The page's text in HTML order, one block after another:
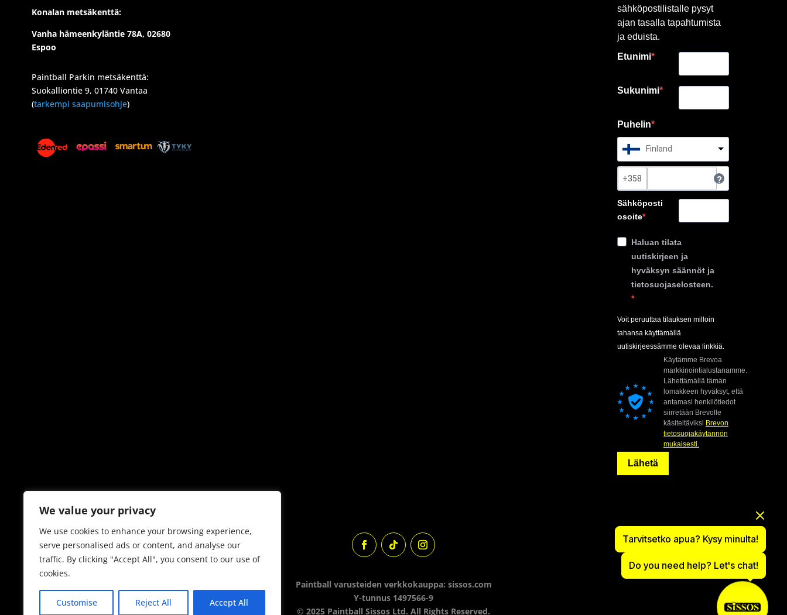
We value your privacy
We use cookies to enhance your browsing experience,
serve personalised ads or content, and analyse our
traffic. By clicking "Accept All", you consent to our use of
cookies.
Customise Reject All Accept All
Tarvitsetko apua? Kysy minulta!
Do you need help? Let's chat!
Konalan metsäkenttä:
Vanha hämeenkyläntie 78A, 02680
Espoo
Paintball Parkin metsäkenttä:
Suokalliontie 9, 01740 Vantaa
(tarkempi saapumisohje)
sähköpostilistalle pysyt
ajan tasalla tapahtumista
ja eduista.
Etunimi
Sukunimi
Puhelin
Finland
?
Sähköposti
osoite
Haluan tilata
uutiskirjeen ja
hyväksyn säännöt ja
tietosuojaselosteen.
Voit peruuttaa tilauksen milloin
tahansa käyttämällä
uutiskirjeessämme olevaa linkkiä.
Käytämme Brevoa
markkinointialustanamme.
Lähettämällä tämän
lomakkeen hyväksyt, että
antamasi henkilötiedot
siirretään Brevolle
käsiteltäviksi Brevon
tietosuojakäytännön
mukaisesti.
Lähetä
Paintball varusteiden verkkokauppa: sissos.com
Y-tunnus 1497566-9
© 2025 Paintball Sissos Ltd. All Rights Reserved.